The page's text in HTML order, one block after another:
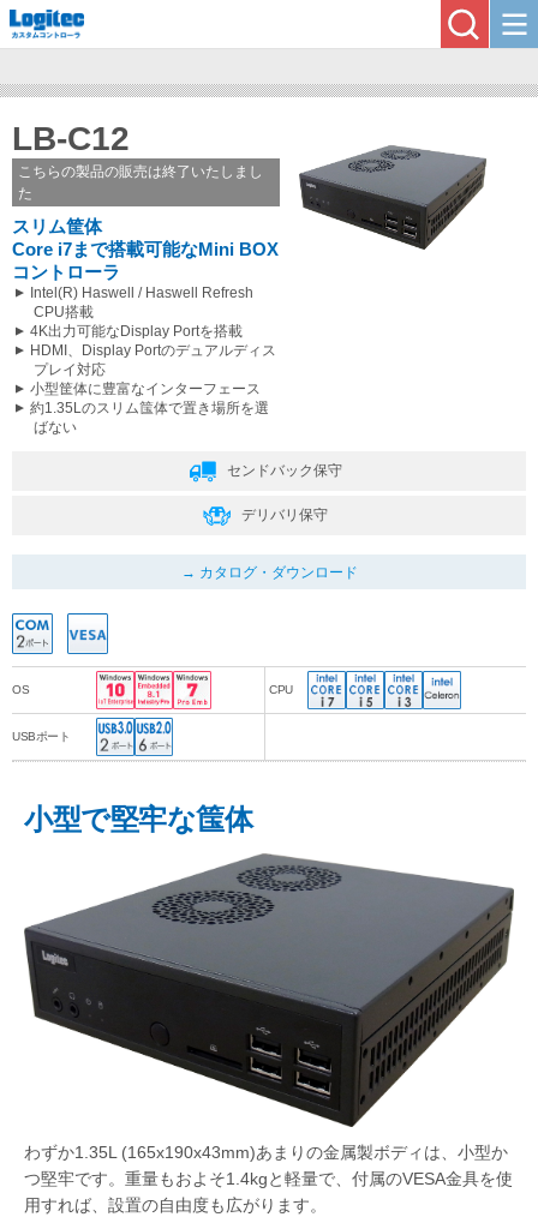
LB-C12
こちらの製品の販売は終了いたしまし
た
スリム筐体
Core i7まで搭載可能なMini BOX
コントローラ
Intel(R) Haswell / Haswell Refresh
CPU搭載
4K出力可能なDisplay Portを搭載
HDMI、Display Portのデュアルディス
プレイ対応
小型筐体に豊富なインターフェース
約1.35Lのスリム筺体で置き場所を選
ばない
センドバック保守
デリバリ保守
カタログ・ダウンロード
OS CPU
USBポート
小型で堅牢な筺体
わずか1.35L (165x190x43mm)あまりの金属製ボディは、小型か
つ堅牢です。重量もおよそ1.4kgと軽量で、付属のVESA金具を使
用すれば、設置の自由度も広がります。